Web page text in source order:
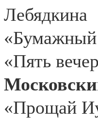
Лебядкина
«Бумажный
«Пять
«Прощай